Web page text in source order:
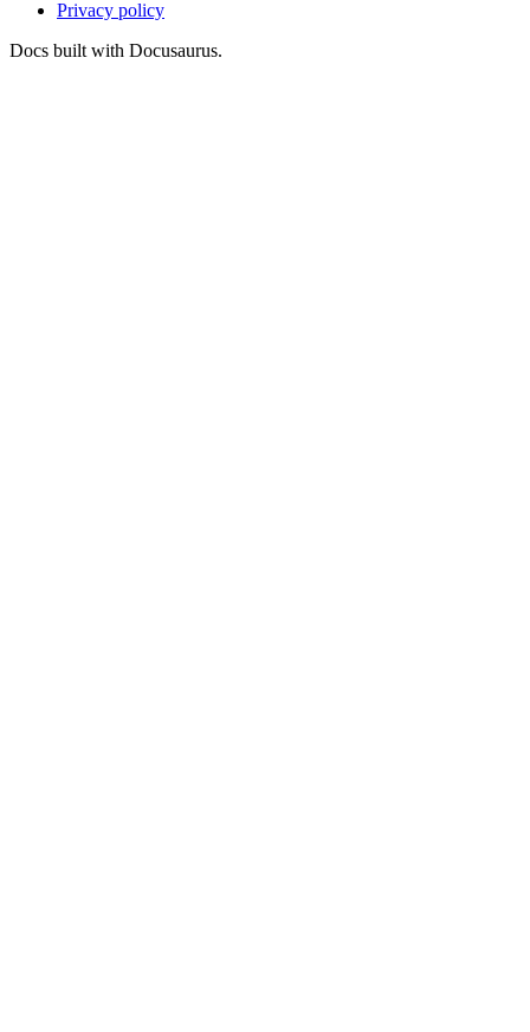
Privacy policy
Docs built with Docusaurus.